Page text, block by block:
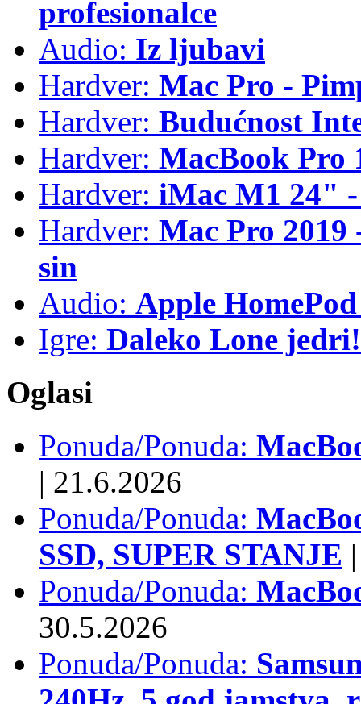
profesionalce
Audio: Iz ljubavi
Hardver: Mac Pro -
Hardver: Budućnost
Hardver: MacBook Pro
Hardver: iMac M1 24"
Hardver: Mac Pro
sin
Audio: Apple
Igre: Daleko Lone jedri!
Oglasi
Ponuda/Ponuda:
| 21.6.2026
Ponuda/Ponuda:
SSD, SUPER STANJE |
Ponuda/Ponuda:
30.5.2026
Ponuda/Ponuda: